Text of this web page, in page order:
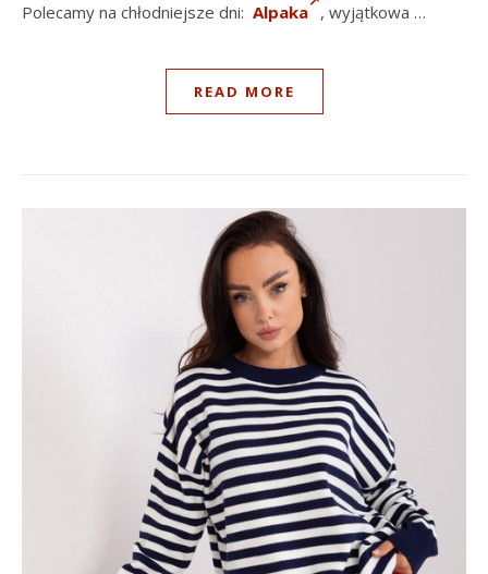
Polecamy na chłodniejsze dni: Alpaka , wyjątkowa …
READ MORE